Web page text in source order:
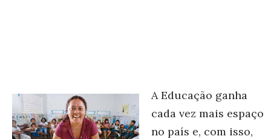
A Educação ganha
cada vez mais espaço
no país e, com isso,